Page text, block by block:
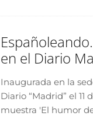
en el Diario
Inaugurada en la
Diario “Madrid” el 11
muestra 'El humor